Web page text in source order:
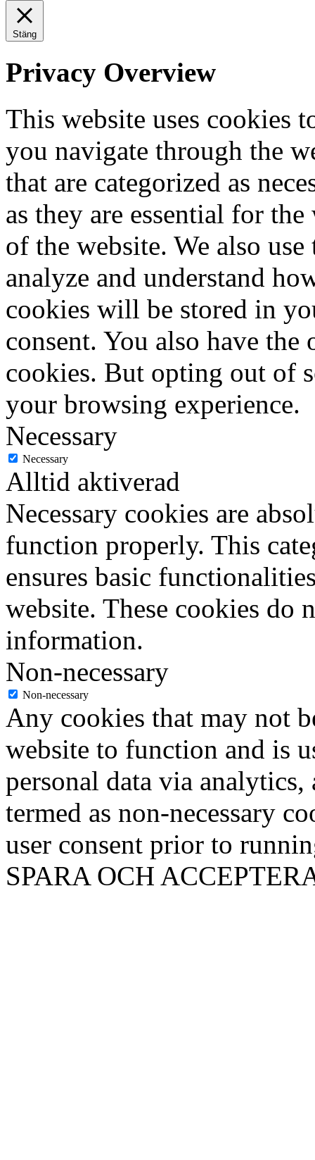
Stäng
Privacy Overview
This website uses cookies
you navigate through the
that are categorized as
as they are essential for
of the website. We also
analyze and understand
cookies will be stored in
consent. You also have
cookies. But opting out of
your browsing experience.
Necessary
Necessary
Alltid aktiverad
Necessary cookies are
function properly. This
ensures basic
website. These cookies do
information.
Non-necessary
Non-necessary
Any cookies that may not
website to function and is
personal data via analytics,
termed as non-necessary
user consent prior to
SPARA OCH